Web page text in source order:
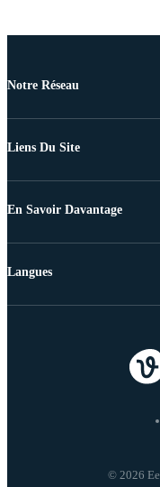
Notre Réseau
Liens Du Site
En Savoir Davantage
© 2026
Langues